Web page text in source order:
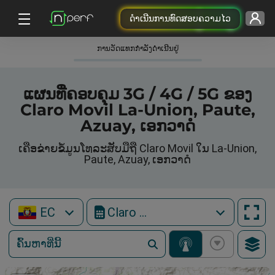
ດຳເນີນການທົດສອບຄວາມໄວ
ການວັດແທກກໍາລັງດໍາເນີນຢູ່
ແຜນທີ່ຄອບຄຸມ 3G / 4G / 5G ຂອງ
Claro Movil La-Union, Paute,
Azuay, ເອກວາດໍ
ເຄືອຂ່າຍຂໍ້ມູນໂທລະສັບມືຖື Claro Movil ໃນ La-Union,
Paute, Azuay, ເອກວາດໍ
EC Claro Movil